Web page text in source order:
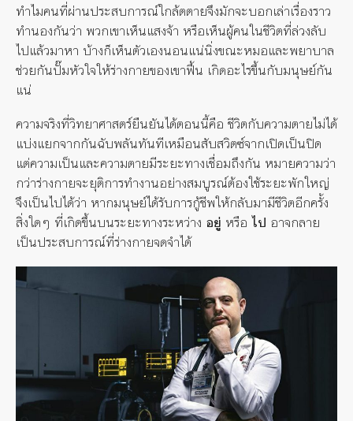
ทำไมคนที่ผ่านประสบการณ์ใกล้ตตายจึงมักจะบอกเล่าเรื่องราว
ทำนองกันว่า พวกเขาเห็นแสงจ้า หรือเห็นผู้คนในชีวิตที่ล่วงลับ
ไปแล้วมาหา บ้างก็เห็นตัวเองนอนแน่นิ่งขณะหมอและพยาบาล
ช่วยกันปั๊มหัวใจให้ร่างกายของเขาฟื้น เกิดอะไรขึ้นกับมนุษย์กัน
แน่
ความจริงที่วิทยาศาสตร์ยืนยันได้ตอนนี้คือ ชีวิตกับความตายไม่ได้
แบ่งแยกจากกันฉับพลันทันทีเหมือนสับสวิตซ์จากเปิดเป็นปิด
แต่ความเป็นและความตายมีระยะทางเชื่อมถึงกัน หมายความว่า
กว่าร่างกายจะยุติการทำงานอย่างสมบูรณ์ต้องใช้ระยะพักใหญ่
จึงเป็นไปได้ว่า หากมนุษย์ได้รับการกู้ชีพให้กลับมามีชีวิตอีกครั้ง
สิ่งใดๆ ที่เกิดขึ้นบนระยะทางระหว่าง อยู่ หรือ ไป อาจกลาย
เป็นประสบการณ์ที่ร่างกายจดจำได้